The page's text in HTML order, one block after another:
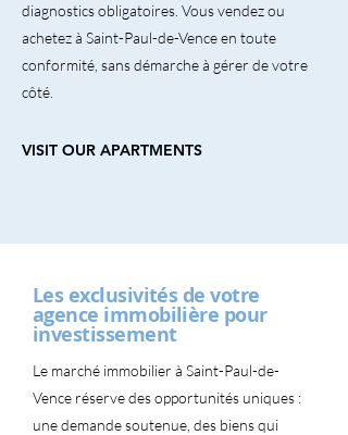
diagnostics obligatoires. Vous vendez ou
achetez à Saint-Paul-de-Vence en toute
conformité, sans démarche à gérer de votre
côté.
VISIT OUR APARTMENTS
Les exclusivités de votre
agence immobilière pour
investissement
Le marché immobilier à Saint-Paul-de-
Vence réserve des opportunités uniques :
une demande soutenue, des biens qui